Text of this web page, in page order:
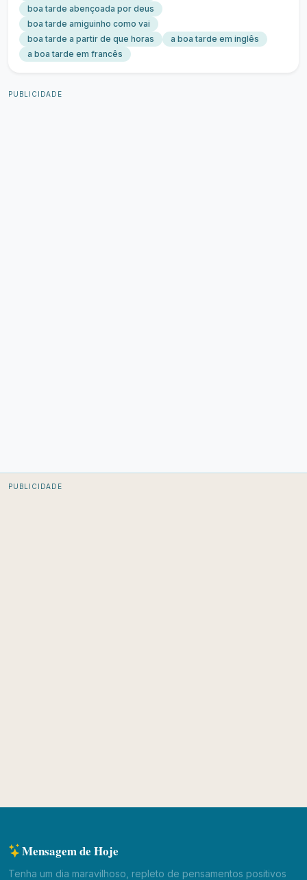
boa tarde abençoada por deus
boa tarde amiguinho como vai
boa tarde a partir de que horas
a boa tarde em inglês
a boa tarde em francês
PUBLICIDADE
PUBLICIDADE
Mensagem de Hoje
Tenha um dia maravilhoso, repleto de pensamentos positivos